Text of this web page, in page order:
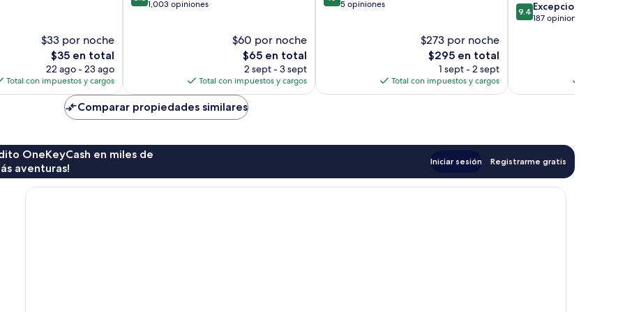
$33 por noche
El
precio
actual
es
$35
$35 en total
22 ago - 23 ago
Total con impuestos y cargos
de 1,003 opiniones
$60 por noche
El
precio
actual
es
de
$65
$65 en total
2 sept - 3 sept
Total con impuestos y cargos
de 5 opiniones
$273 por noche
El
precio
actual
es
$295 en total
1 sept - 2 sept
Total con impuestos y cargos
9.4
de
9.4 Excepcional
187 opiniones
Comparar propiedades similares
OneKeyCash en miles de
aventuras!
Iniciar sesión Registrarme gratis